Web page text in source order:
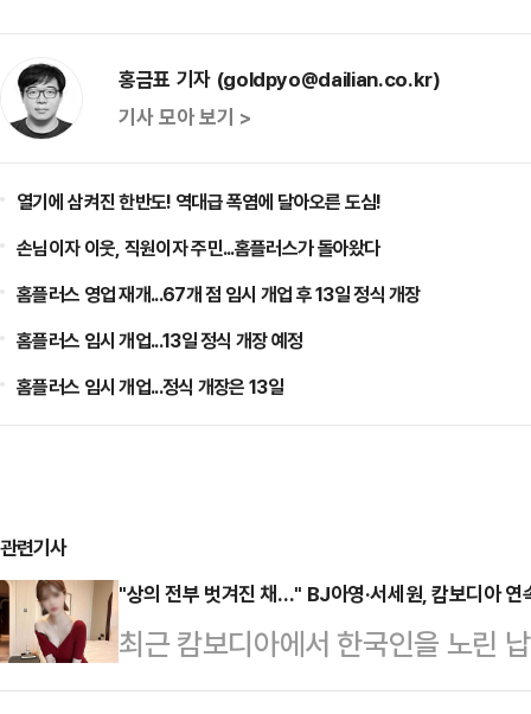
홍금표 기자 (goldpyo@dailian.co.kr)
기사 모아 보기 >
열기에 삼켜진 한반도! 역대급 폭염에 달아오른 도심!
손님이자 이웃, 직원이자 주민...홈플러스가 돌아왔다
홈플러스 영업 재개...67개 점 임시 개업 후 13일 정식 개장
홈플러스 임시 개업...13일 정식 개장 예정
홈플러스 임시 개업...정식 개장은 13일
관련기사
"상의 전부 벗겨진 채…" BJ아영·서세원, 캄보디아 연
최근 캄보디아에서 한국인을 노린
년 전 고(故) BJ아영(본명 변아영)